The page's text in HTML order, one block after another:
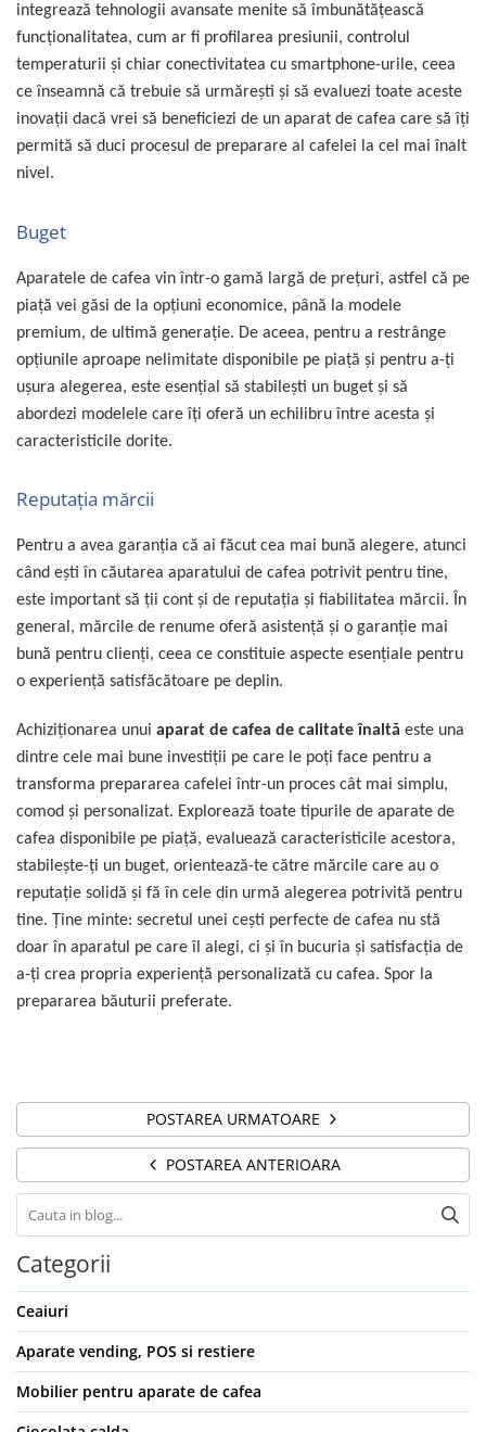
integrează tehnologii avansate menite să îmbunătăţească
funcţionalitatea, cum ar fi profilarea presiunii, controlul
temperaturii și chiar conectivitatea cu smartphone-urile, ceea
ce înseamnă că trebuie să urmăreşti şi să evaluezi toate aceste
inovații dacă vrei să beneficiezi de un aparat de cafea care să îţi
permită să duci procesul de preparare al cafelei la cel mai înalt
nivel.
Buget
Aparatele de cafea vin într-o gamă largă de preţuri, astfel că pe
piaţă vei găsi de la opţiuni economice, până la modele
premium, de ultimă generaţie. De aceea, pentru a restrânge
opţiunile aproape nelimitate disponibile pe piaţă şi pentru a-ţi
uşura alegerea, este esenţial să stabileşti un buget şi să
abordezi modelele care îţi oferă un echilibru între acesta şi
caracteristicile dorite.
Reputaţia mărcii
Pentru a avea garanţia că ai făcut cea mai bună alegere, atunci
când eşti în căutarea aparatului de cafea potrivit pentru tine,
este important să ţii cont şi de reputaţia şi fiabilitatea mărcii. În
general, mărcile de renume oferă asistenţă şi o garanţie mai
bună pentru clienţi, ceea ce constituie aspecte esenţiale pentru
o experienţă satisfăcătoare pe deplin.
Achiziţionarea unui aparat de cafea de calitate înaltă este una
dintre cele mai bune investiţii pe care le poţi face pentru a
transforma prepararea cafelei într-un proces cât mai simplu,
comod şi personalizat. Explorează toate tipurile de aparate de
cafea disponibile pe piaţă, evaluează caracteristicile acestora,
stabileşte-ţi un buget, orientează-te către mărcile care au o
reputaţie solidă şi fă în cele din urmă alegerea potrivită pentru
tine. Ţine minte: secretul unei cești perfecte de cafea nu stă
doar în aparatul pe care îl alegi, ci și în bucuria și satisfacția de
a-ți crea propria experiență personalizată cu cafea. Spor la
prepararea băuturii preferate.
POSTAREA URMATOARE
POSTAREA ANTERIOARA
Categorii
Ceaiuri
Aparate vending, POS si restiere
Mobilier pentru aparate de cafea